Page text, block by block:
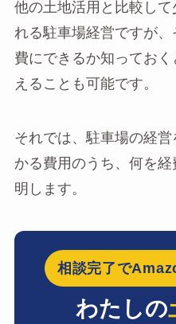
他の土地活用と比較し
れる駐車場経営ですが
費にできるか知ってお
えることも可能です。
それでは、駐車場の経
かる費用のうち、何を
明します。
相談完了で
わたしの